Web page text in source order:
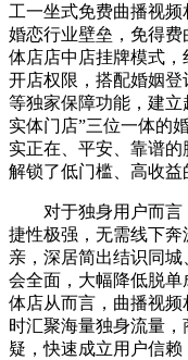
工一坐式免费曲播视
婚恋行业壁垒，免得
体店店中店挂牌模式
开店权限，搭配婚姻
等独家保障功能，建
实体门店”三位一体的
实正在、平安、靠谱
解锁了低门槛、高收益
对于独身用户而言
捷性极强，无需线下
亲，深居简出结识同
会全面，大幅降低脱
体店从而言，曲播视
时汇聚海量独身流量
疑，快速成立用户信